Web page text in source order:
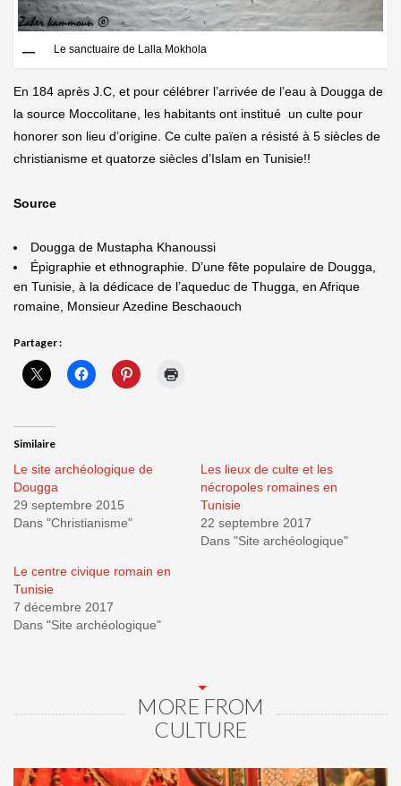
Le sanctuaire de Lalla Mokhola
En 184 après J.C, et pour célébrer l’arrivée de l’eau à Dougga de
la source Moccolitane, les habitants ont institué un culte pour
honorer son lieu d’origine. Ce culte païen a résisté à 5 siècles de
christianisme et quatorze siècles d’Islam en Tunisie!!
Source
Dougga de Mustapha Khanoussi
Épigraphie et ethnographie. D’une fête populaire de Dougga,
en Tunisie, à la dédicace de l’aqueduc de Thugga, en Afrique
romaine, Monsieur Azedine Beschaouch
Partager :
Similaire
Le site archéologique de
Dougga
29 septembre 2015
Dans "Christianisme"
Les lieux de culte et les
nécropoles romaines en
Tunisie
22 septembre 2017
Dans "Site archéologique"
Le centre civique romain en
Tunisie
7 décembre 2017
Dans "Site archéologique"
MORE FROM
CULTURE